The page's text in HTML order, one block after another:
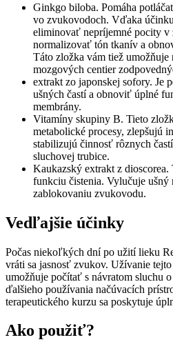
Ginkgo biloba. Pomáha
vo zvukovodoch. Vďaka
eliminovať nepríjemné pocity
normalizovať tón tkanív a
Táto zložka vám tiež umožňuje
mozgových centier
extrakt zo japonskej sofory. Je
ušných častí a obnoviť úplné
membrány.
Vitamíny skupiny B. Tieto
metabolické procesy, zlepšujú
stabilizujú činnosť rôznych
sluchovej trubice.
Kaukazský extrakt z
funkciu čistenia. Vylučuje ušný
zablokovaniu zvukovodu.
Vedľajšie účinky
Počas niekoľkých dní po užití lieku
vráti sa jasnosť zvukov. Užívanie
umožňuje počítať s návratom sluchu
ďalšieho používania načúvacích
terapeutického kurzu sa poskytuje
Ako použiť?